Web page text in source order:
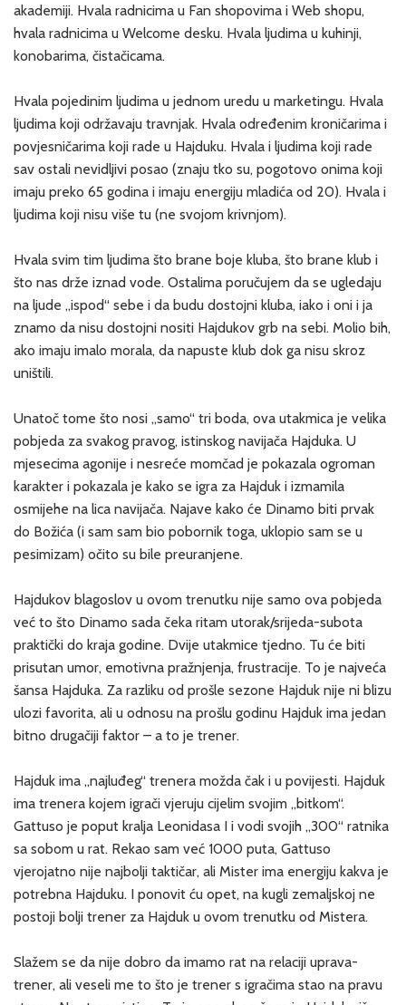
akademiji. Hvala radnicima u Fan shopovima i Web shopu,
hvala radnicima u Welcome desku. Hvala ljudima u kuhinji,
konobarima, čistačicama.
Hvala pojedinim ljudima u jednom uredu u marketingu. Hvala
ljudima koji održavaju travnjak. Hvala određenim kroničarima i
povjesničarima koji rade u Hajduku. Hvala i ljudima koji rade
sav ostali nevidljivi posao (znaju tko su, pogotovo onima koji
imaju preko 65 godina i imaju energiju mladića od 20). Hvala i
ljudima koji nisu više tu (ne svojom krivnjom).
Hvala svim tim ljudima što brane boje kluba, što brane klub i
što nas drže iznad vode. Ostalima poručujem da se ugledaju
na ljude „ispod“ sebe i da budu dostojni kluba, iako i oni i ja
znamo da nisu dostojni nositi Hajdukov grb na sebi. Molio bih,
ako imaju imalo morala, da napuste klub dok ga nisu skroz
uništili.
Unatoč tome što nosi „samo“ tri boda, ova utakmica je velika
pobjeda za svakog pravog, istinskog navijača Hajduka. U
mjesecima agonije i nesreće momčad je pokazala ogroman
karakter i pokazala je kako se igra za Hajduk i izmamila
osmijehe na lica navijača. Najave kako će Dinamo biti prvak
do Božića (i sam sam bio pobornik toga, uklopio sam se u
pesimizam) očito su bile preuranjene.
Hajdukov blagoslov u ovom trenutku nije samo ova pobjeda
već to što Dinamo sada čeka ritam utorak/srijeda-subota
praktički do kraja godine. Dvije utakmice tjedno. Tu će biti
prisutan umor, emotivna pražnjenja, frustracije. To je najveća
šansa Hajduka. Za razliku od prošle sezone Hajduk nije ni blizu
ulozi favorita, ali u odnosu na prošlu godinu Hajduk ima jedan
bitno drugačiji faktor – a to je trener.
Hajduk ima „najluđeg“ trenera možda čak i u povijesti. Hajduk
ima trenera kojem igrači vjeruju cijelim svojim „bitkom“.
Gattuso je poput kralja Leonidasa I i vodi svojih „300“ ratnika
sa sobom u rat. Rekao sam već 1000 puta, Gattuso
vjerojatno nije najbolji taktičar, ali Mister ima energiju kakva je
potrebna Hajduku. I ponovit ću opet, na kugli zemaljskoj ne
postoji bolji trener za Hajduk u ovom trenutku od Mistera.
Slažem se da nije dobro da imamo rat na relaciji uprava-
trener, ali veseli me to što je trener s igračima stao na pravu